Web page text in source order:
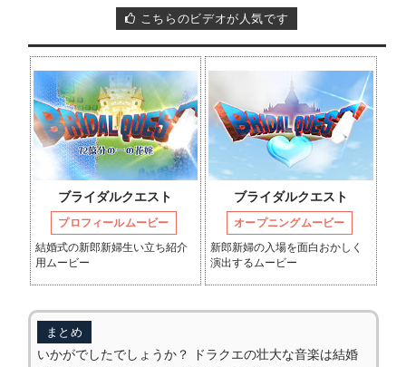
こちらのビデオが人気です
ブライダルクエスト
プロフィールムービー
結婚式の新郎新婦生い立ち紹介
用ムービー
ブライダルクエスト
オープニングムービー
新郎新婦の入場を面白おかしく
演出するムービー
まとめ
いかがでしたでしょうか？ ドラクエの壮大な音楽は結婚